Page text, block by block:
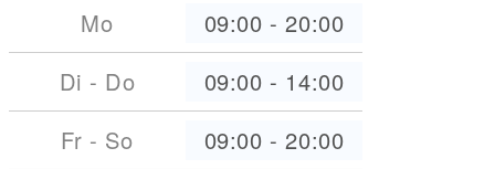
Mo 09:00 - 20:00
Di - Do
09:00 - 14:00
Fr - So
09:00 - 20:00